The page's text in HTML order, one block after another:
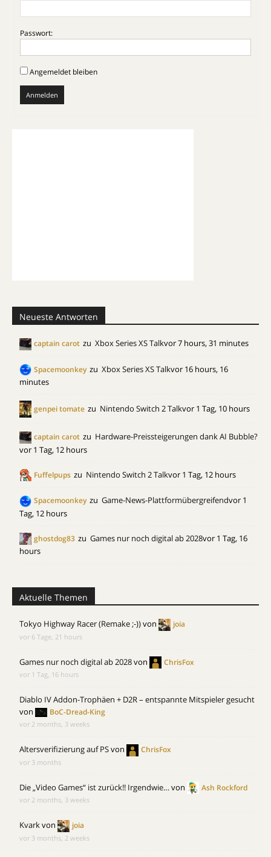
Passwort:
Angemeldet bleiben
Anmelden
Neueste Antworten
captain carot zu Xbox Series XS Talkvor 7 hours, 31 minutes
Spacemoonkey zu Xbox Series XS Talkvor 16 hours, 16
minutes
genpei tomate zu Nintendo Switch 2 Talkvor 1 Tag, 10 hours
captain carot zu Hardware-Preissteigerungen dank AI Bubble?
vor 1 Tag, 12 hours
Fuffelpups zu Nintendo Switch 2 Talkvor 1 Tag, 12 hours
Spacemoonkey zu Game-News-Plattformübergreifendvor 1
Tag, 12 hours
ghostdog83 zu Games nur noch digital ab 2028vor 1 Tag, 16
hours
Aktuelle Themen
Tokyo Highway Racer (Remake ;-))von joia
vor 6 Tage, 21 hours
Games nur noch digital ab 2028von ChrisFox
vor 1 Tag, 16 hours
Diablo IV Addon-Trophäen + D2R – entspannte Mitspieler gesucht
von
BoC-Dread-King
vor 2 months, 3 weeks
Altersverifizierung auf PSvon ChrisFox
vor 3 months
Die „Video Games“ ist zurück!! Irgendwie…von Ash Rockford
vor 2 months, 3 weeks
Kvarkvon joia
vor 3 months, 2 weeks